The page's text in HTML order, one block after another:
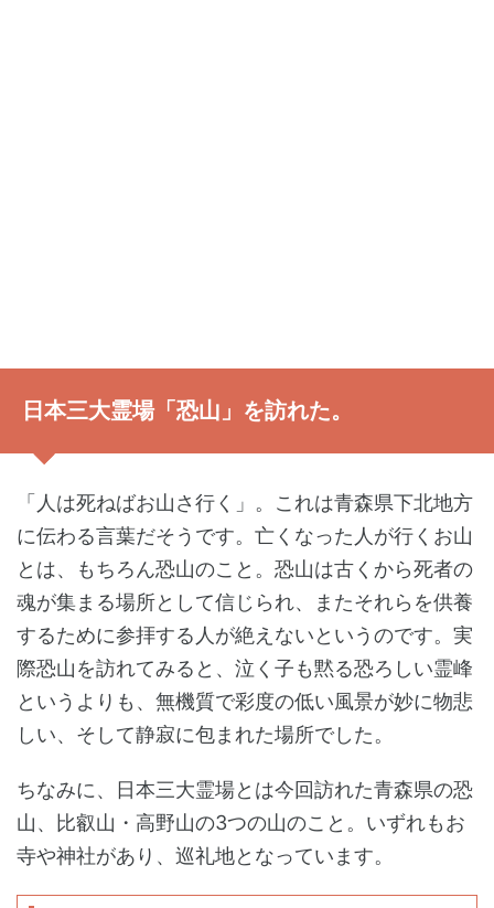
日本三大霊場「恐山」を訪れた。
「人は死ねばお山さ行く」。これは青森県下北地方
に伝わる言葉だそうです。亡くなった人が行くお山
とは、もちろん恐山のこと。恐山は古くから死者の
魂が集まる場所として信じられ、またそれらを供養
するために参拝する人が絶えないというのです。実
際恐山を訪れてみると、泣く子も黙る恐ろしい霊峰
というよりも、無機質で彩度の低い風景が妙に物悲
しい、そして静寂に包まれた場所でした。
ちなみに、日本三大霊場とは今回訪れた青森県の恐
山、比叡山・高野山の3つの山のこと。いずれもお
寺や神社があり、巡礼地となっています。